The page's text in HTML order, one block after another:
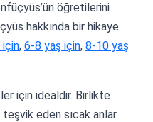
öğretilerini
hakkında bir hikaye
için, 6-8 yaş için, 8-10 yaş
için idealdir. Birlikte
eden sıcak anlar